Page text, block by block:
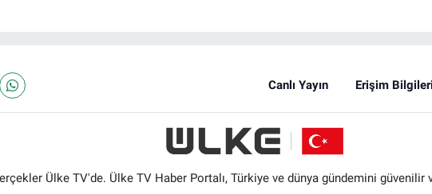
Canlı Yayın Erişim Bilgileri
Ülke TV'de. Ülke TV Haber Portalı, Türkiye ve dünya gündemini güvenilir